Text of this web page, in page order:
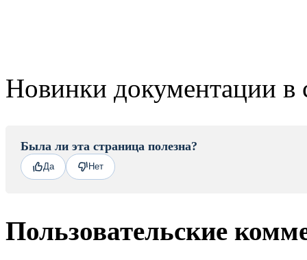
Новинки документации в
Была ли эта страница полезна?
Да Нет
Пользовательские